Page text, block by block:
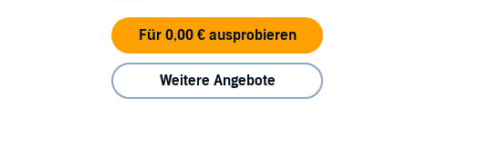
Für 0,00 € ausprobieren
Weitere Angebote